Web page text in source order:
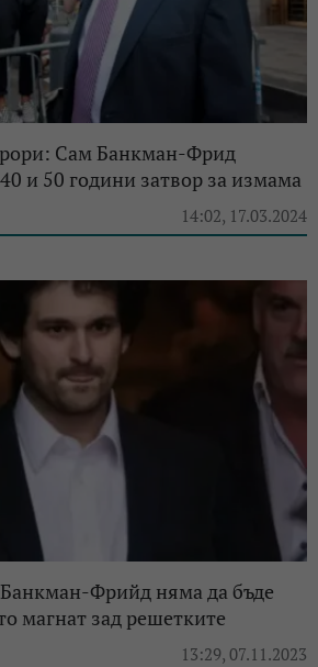
Сам Банкман-Фрид
и 50 години затвор за измама
14:02, 17.03.2024
Фрийд няма да бъде
магнат зад решетките
13:29, 07.11.2023